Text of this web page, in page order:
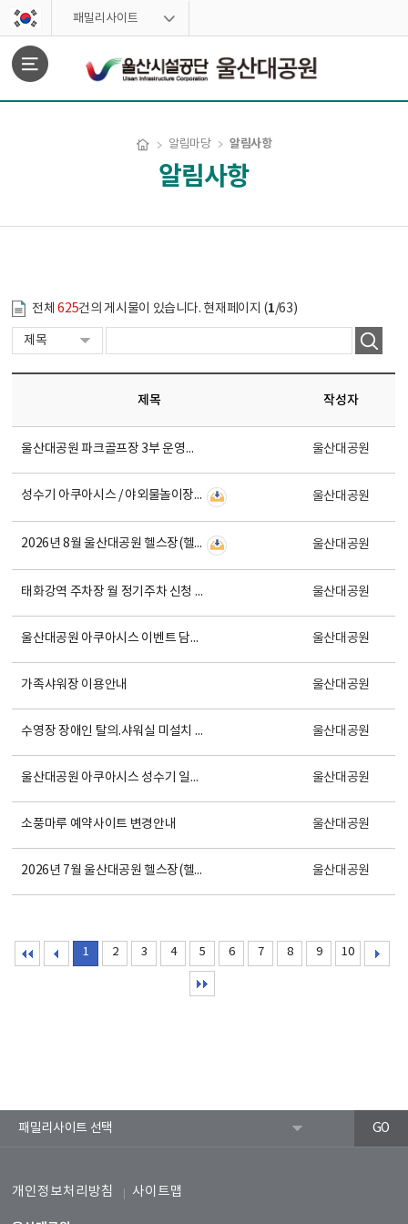
스킵네비게이션
패밀리사이트
알림마당 알림사항
알림사항
전체625건의 게시물이 있습니다. 현재페이지 (1/63)
제목 작성자
울산대공원 파크골프장 3부 운영중단 안내 울산대공원
성수기 아쿠아시스 / 야외물놀이장 이용방법 안내 울산대공원
2026년 8월 울산대공원 헬스장(헬스, 스피닝) 회원모집 안내 울산대공원
태화강역 주차장 월 정기주차 신청 및 접수 안내 울산대공원
울산대공원 아쿠아시스 이벤트 담청자 안내 울산대공원
가족샤워장 이용안내 울산대공원
수영장 장애인 탈의.샤워실 미설치 안내 울산대공원
울산대공원 아쿠아시스 성수기 일일입장 온라인 예약안내 울산대공원
소풍마루 예약사이트 변경안내 울산대공원
2026년 7월 울산대공원 헬스장(헬스, 스피닝) 회원모집 안내 울산대공원
1 2 3 4 5 6 7 8 9 10
개인정보처리방침 사이트맵